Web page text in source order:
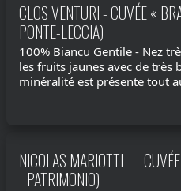
CLOS VENTURI - CUVÉE «
PONTE-LECCIA)
100% Biancu Gentile - Nez
les fruits jaunes avec de très
minéralité est présente tout
NICOLAS MARIOTTI -
- PATRIMONIO)